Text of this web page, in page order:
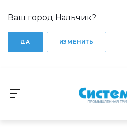
Ваш город Нальчик?
ДА ИЗМЕНИТЬ